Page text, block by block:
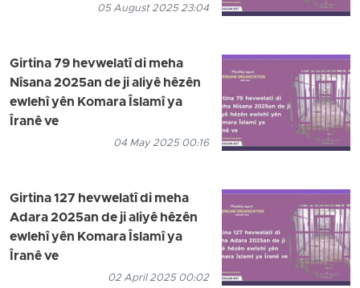
05 August 2025 23:04
Girtina 79 hevwelatî di meha
Nîsana 2025an de ji aliyê hêzên
ewlehî yên Komara Îslamî ya
Îranê ve
04 May 2025 00:16
Girtina 127 hevwelatî di meha
Adara 2025an de ji aliyê hêzên
ewlehî yên Komara Îslamî ya
Îranê ve
02 April 2025 00:02